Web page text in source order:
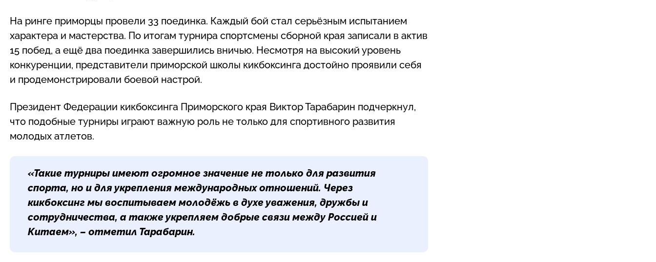
На ринге приморцы провели 33 поединка. Каждый бой стал серьёзным испытанием
характера и мастерства. По итогам турнира спортсмены сборной края записали в актив
15 побед, а ещё два поединка завершились вничью. Несмотря на высокий уровень
конкуренции, представители приморской школы кикбоксинга достойно проявили себя
и продемонстрировали боевой настрой.
Президент Федерации кикбоксинга Приморского края Виктор Тарабарин подчеркнул,
что подобные турниры играют важную роль не только для спортивного развития
молодых атлетов.
«Такие турниры имеют огромное значение не только для развития
спорта, но и для укрепления международных отношений. Через
кикбоксинг мы воспитываем молодёжь в духе уважения, дружбы и
сотрудничества, а также укрепляем добрые связи между Россией и
Китаем», – отметил Тарабарин.